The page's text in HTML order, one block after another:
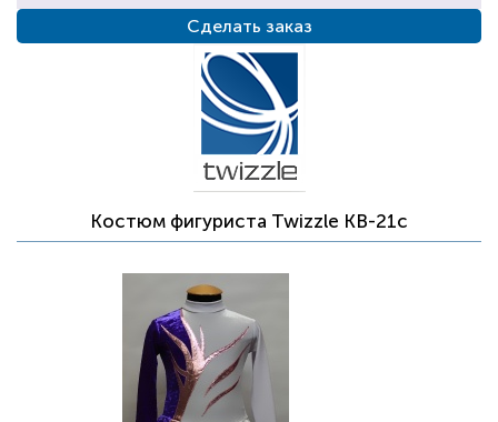
Костюм фигуриста Twizzle KB-21c
Сделать заказ